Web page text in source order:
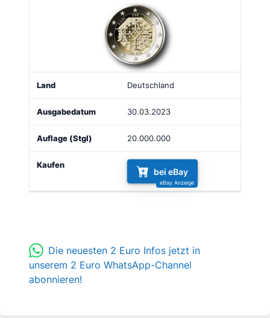
Deutschland
30.03.2023
20.000.000
bei eBay
Die neuesten 2 Euro Infos jetzt in
unserem 2 Euro WhatsApp-Channel
abonnieren!